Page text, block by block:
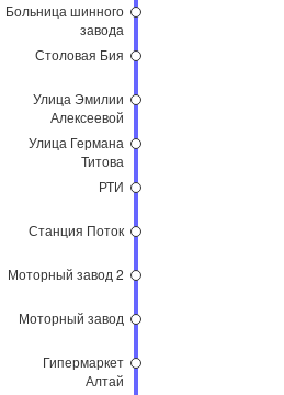
Больница шинного
завода
Столовая Бия
Улица Эмилии
Алексеевой
Улица Германа
Титова
РТИ
Станция Поток
Моторный завод 2
Моторный завод
Гипермаркет
Алтай